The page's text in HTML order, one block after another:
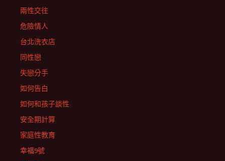
兩性交往
危險情人
台北洗衣店
同性戀
失戀分手
如何告白
如何和孩子談性
安全期計算
家庭性教育
幸福9號